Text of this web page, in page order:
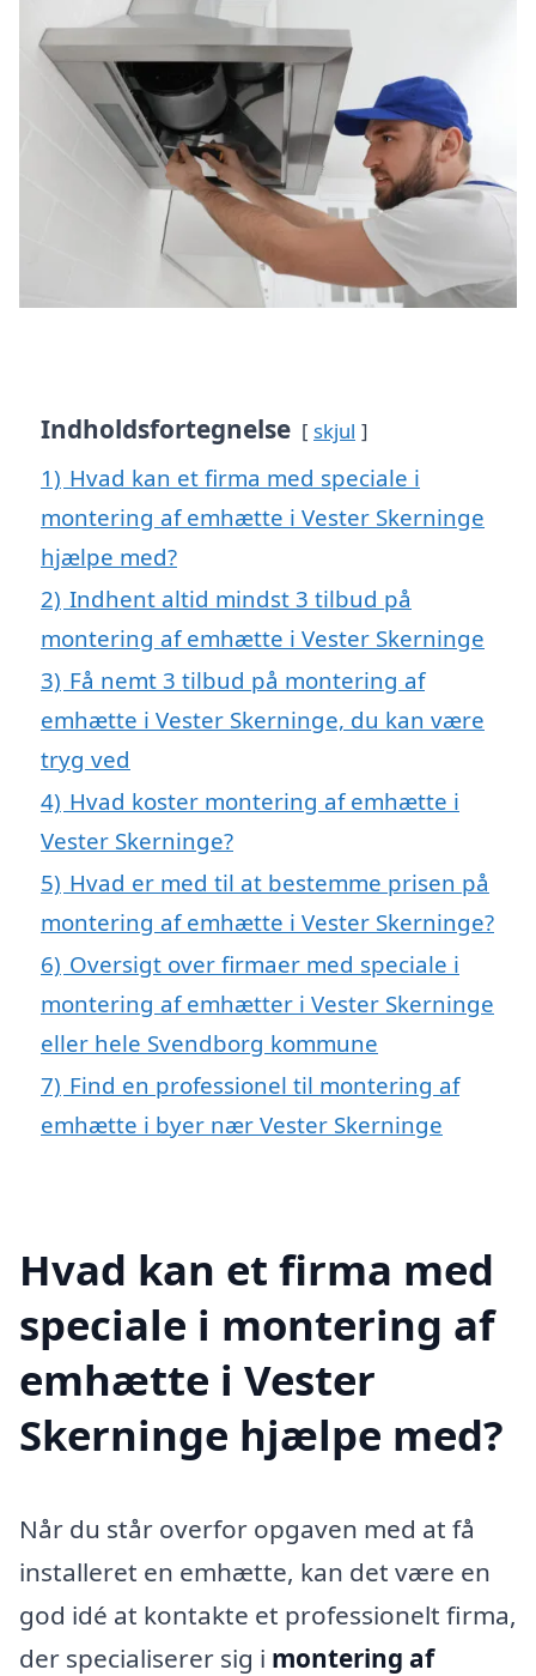
Indholdsfortegnelse skjul
1) Hvad kan et firma med speciale i
montering af emhætte i Vester Skerninge
hjælpe med?
2) Indhent altid mindst 3 tilbud på
montering af emhætte i Vester Skerninge
3) Få nemt 3 tilbud på montering af
emhætte i Vester Skerninge, du kan være
tryg ved
4) Hvad koster montering af emhætte i
Vester Skerninge?
5) Hvad er med til at bestemme prisen på
montering af emhætte i Vester Skerninge?
6) Oversigt over firmaer med speciale i
montering af emhætter i Vester Skerninge
eller hele Svendborg kommune
7) Find en professionel til montering af
emhætte i byer nær Vester Skerninge
Hvad kan et firma med
speciale i montering af
emhætte i Vester
Skerninge hjælpe med?
Når du står overfor opgaven med at få
installeret en emhætte, kan det være en
god idé at kontakte et professionelt firma,
der specialiserer sig i montering af